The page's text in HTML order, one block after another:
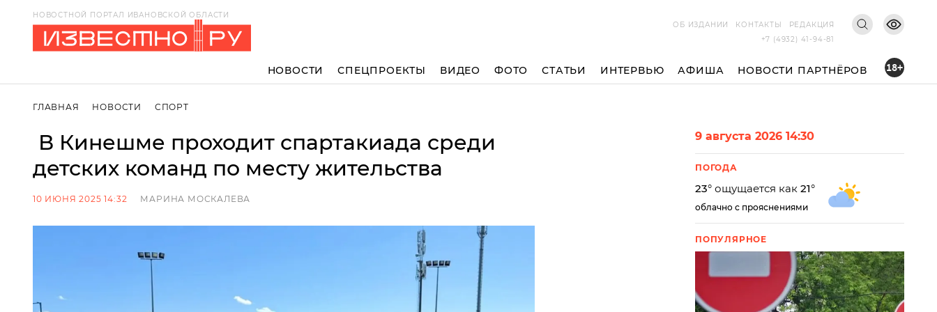
НОВОСТНОЙ ПОРТАЛ ИВАНОВСКОЙ ОБЛАСТИ
ОБ ИЗДАНИИ
КОНТАКТЫ
РЕДАКЦИЯ
+7 (4932) 41-94-81
НОВОСТИ СПЕЦПРОЕКТЫ ВИДЕО ФОТО СТАТЬИ ИНТЕРВЬЮ АФИША НОВОСТИ ПАРТНЁРОВ 18+
ГЛАВНАЯ НОВОСТИ СПОРТ
В Кинешме проходит спартакиада среди
детских команд по месту жительства
10 ИЮНЯ 2025 14:32 МАРИНА МОСКАЛЕВА
9 августа 2026 14:30
ПОГОДА
23° ощущается как 21°
облачно с прояснениями
ПОПУЛЯРНОЕ